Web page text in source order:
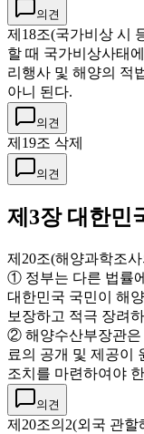
의견
제18조(국가비상 시
할 때 국가비상사태
리행사 및 해양의 적
아니 된다.
의견
제19조 삭제
의견
제3장 대한민
제20조(해양과학조
① 정부는 다른 법률
대한민국 국민이 해
보장하고 적극 장려
② 해양수산부장관은
료의 공개 및 제공이
조치를 마련하여야
의견
제20조의2(외국 관